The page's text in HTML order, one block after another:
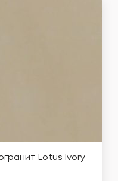
Lotus Ivory